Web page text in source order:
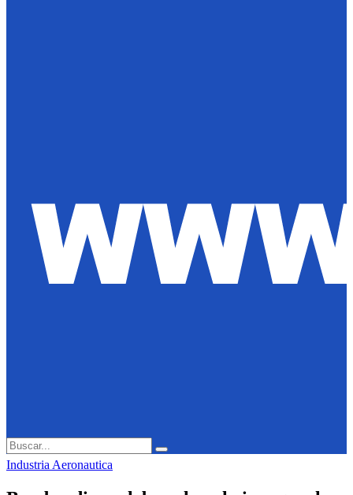
Search
for:
Search
Industria Aeronautica